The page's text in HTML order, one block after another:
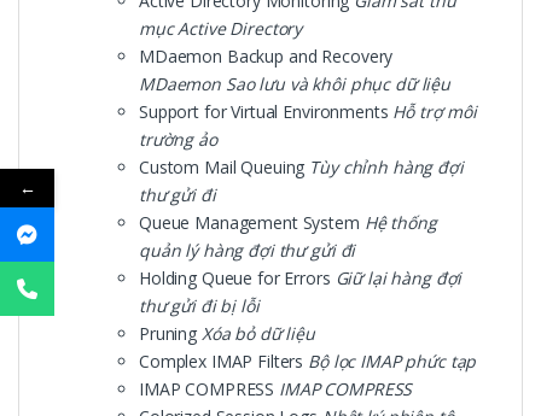
mục Active Directory
MDaemon Backup and Recovery
MDaemon Sao lưu và khôi phục dữ liệu
Support for Virtual Environments Hỗ trợ môi
trường ảo
Custom Mail Queuing Tùy chỉnh hàng đợi
thư gửi đi
Queue Management System Hệ thống
quản lý hàng đợi thư gửi đi
Holding Queue for Errors Giữ lại hàng đợi
thư gửi đi bị lỗi
Pruning Xóa bỏ dữ liệu
Complex IMAP Filters Bộ lọc IMAP phức tạp
IMAP COMPRESS IMAP COMPRESS
←